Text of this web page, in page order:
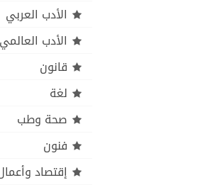
الأدب العربي
الأدب العالمي
قانون
لغة
صحة وطب
فنون
إقتصاد